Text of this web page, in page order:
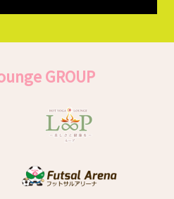
GROUP